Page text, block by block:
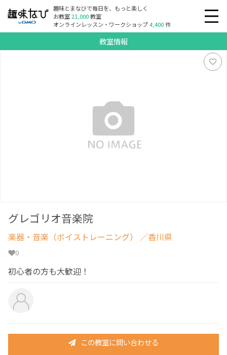
趣味とまなびで毎日を、もっと楽しく
お教室21,000教室
オンラインレッスン・ワークショップ4,400件
教室情報
グレゴリオ音楽院
楽器・音楽（ボイストレーニング） ／香川県
0
初心者の方も大歓迎！
この教室に問い合わせる